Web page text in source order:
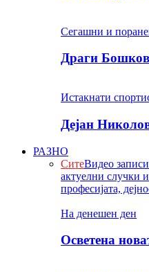
Сегашни и
Драги
Истакнати
Дејан
РАЗНО
СитеВидео записи
актуелни случки
професијата,
На денешен ден
Осветена